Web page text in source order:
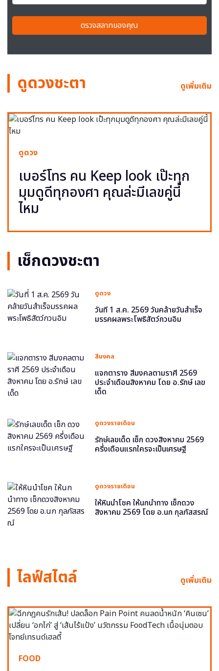
ตรวจสลากของคุณ
ดูดวงชะตา ดูเพิ่มเติม
ดูดวง
เบอร์โทร คน Keep look เป๊ะทุก
มุมดูดีทุกองศา คุณล่ะมีเลขคู่นี้
ไหม
เช็กดวงชะตา
ดูดวง
วันที่ 1 ส.ค. 2569 วันคล้ายวันสำเร็จ
มรรคผลพระโพธิสัตว์กวนอิม
สีมงคล
แจกตาราง สีมงคลตามราศี 2569
ประจำเดือนสิงหาคม โดย อ.รักษ์ เลข
เด็ด
ดูดวงรายเดือน
รักษ์เลขเด็ด เช็ก ดวงสิงหาคม 2569
ครึ่งเดือนแรกใครจะเป็นเศรษฐี
ดูดวงรายเดือน
ให้หินนำโชค ให้นกนำทาง เช็กดวง
สิงหาคม 2569 โดย อ.นก กุลภัสสรณ์
ไลฟ์สไตล์ ดูเพิ่มเติม
FOOD